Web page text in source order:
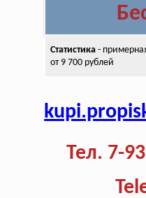
Статистика-
от 9 700 рублей
Тел. 7-